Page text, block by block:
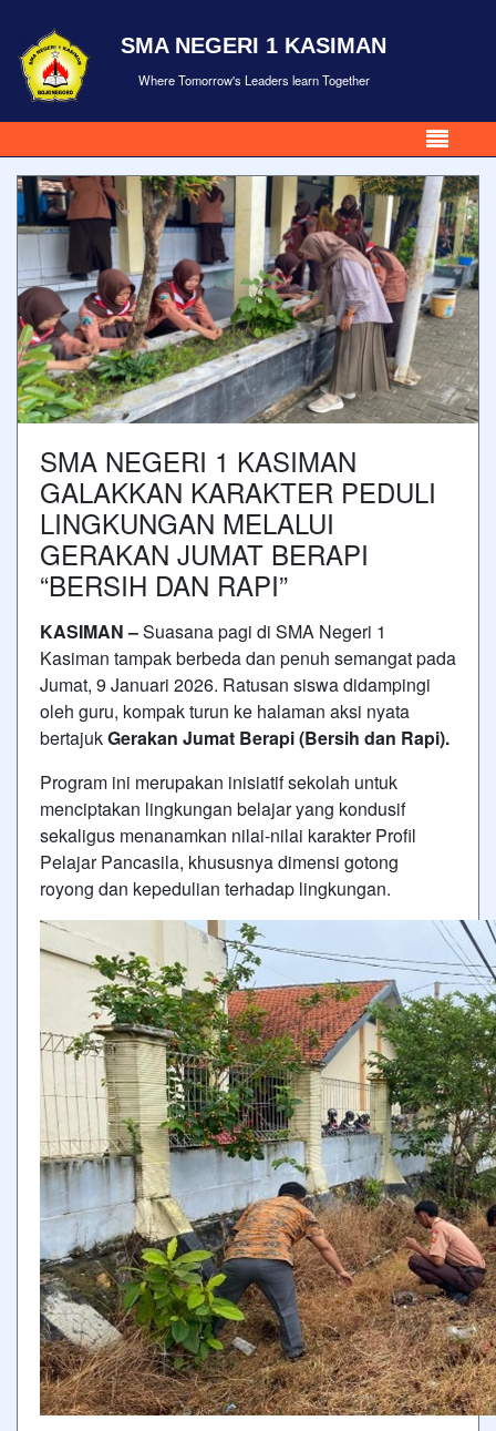
SMA NEGERI 1 KASIMAN
Where Tomorrow's Leaders learn Together
SMA NEGERI 1 KASIMAN
GALAKKAN KARAKTER PEDULI
LINGKUNGAN MELALUI
GERAKAN JUMAT BERAPI
“BERSIH DAN RAPI”
KASIMAN –Suasana pagi di SMA Negeri 1
Kasiman tampak berbeda dan penuh semangat pada
Jumat, 9 Januari 2026. Ratusan siswa didampingi
oleh guru, kompak turun ke halaman aksi nyata
bertajukGerakan Jumat Berapi (Bersih dan Rapi).
Program ini merupakan inisiatif sekolah untuk
menciptakan lingkungan belajar yang kondusif
sekaligus menanamkan nilai-nilai karakter Profil
Pelajar Pancasila, khususnya dimensi gotong
royong dan kepedulian terhadap lingkungan.